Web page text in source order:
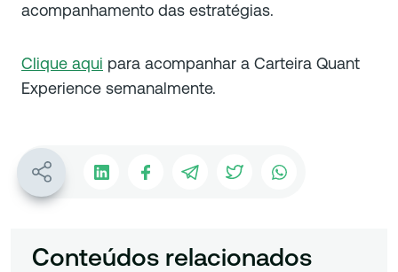
acompanhamento das estratégias.
Clique aqui para acompanhar a Carteira Quant
Experience semanalmente.
Conteúdos relacionados